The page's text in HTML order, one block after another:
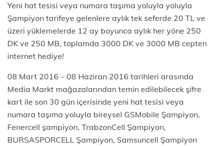
Yeni hat tesisi veya numara taşıma yoluyla yoluyla
Şampiyon tarifeye gelenlere aylık tek seferde 20 TL ve
üzeri yüklemelerde 12 ay boyunca aylık her yöne 250
DK ve 250 MB, toplamda 3000 DK ve 3000 MB cepten
internet hediye!
08 Mart 2016 – 08 Haziran 2016 tarihleri arasında
Media Markt mağazalarından temin edilebilecek şifre
kart ile son 30 gün içerisinde yeni hat tesisi veya
numara taşıma yoluyla bireysel GSMobile Şampiyon,
Fenercell şampiyon, TrabzonCell Şampiyon,
BURSASPORCELL Şampiyon, Samsuncell Şampiyon